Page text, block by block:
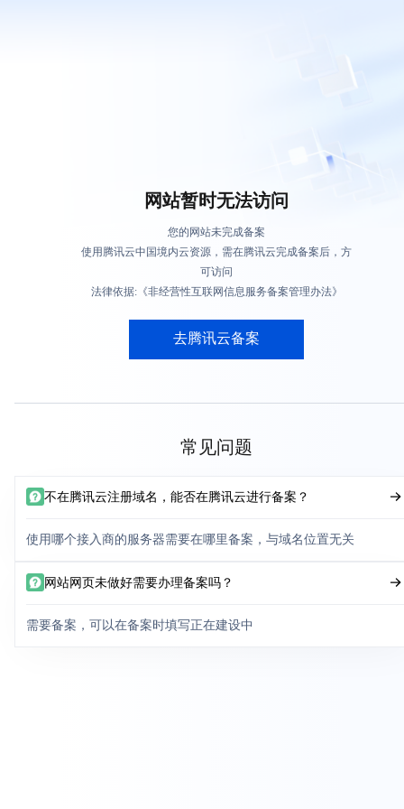
网站暂时无法访问
您的网站未完成备案
使用腾讯云中国境内云资源，需在腾讯云完成备案后，方
可访问
法律依据:《非经营性互联网信息服务备案管理办法》
去腾讯云备案
常见问题
不在腾讯云注册域名，能否在腾讯云进行备案？
使用哪个接入商的服务器需要在哪里备案，与域名位置无关
网站网页未做好需要办理备案吗？
需要备案，可以在备案时填写正在建设中